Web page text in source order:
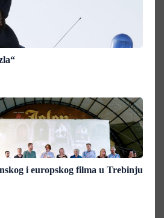
i europskog filma u Trebinju